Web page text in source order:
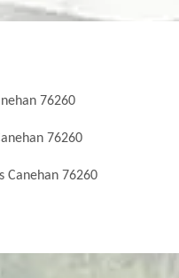
76260
76260
Canehan 76260